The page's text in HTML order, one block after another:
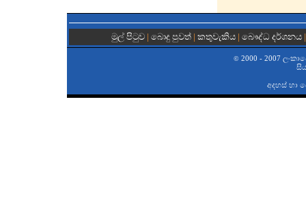
මුල් පිටුව | බොදු පුවත්| කතුවැකිය| බෞද්ධ දර්ශනය|
©2000 - 2007
අදහස් හා